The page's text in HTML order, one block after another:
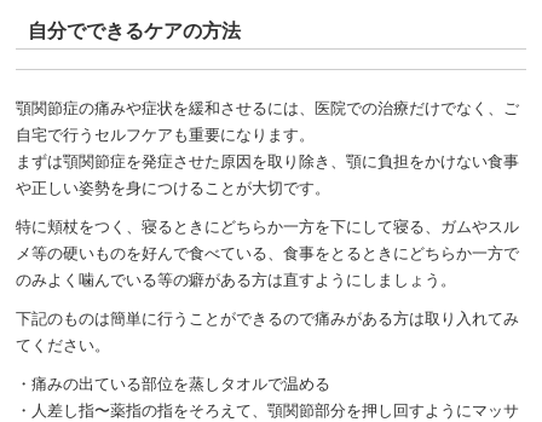
自分でできるケアの方法
顎関節症の痛みや症状を緩和させるには、医院での治療だけでなく、ご
自宅で行うセルフケアも重要になります。
まずは顎関節症を発症させた原因を取り除き、顎に負担をかけない食事
や正しい姿勢を身につけることが大切です。
特に頬杖をつく、寝るときにどちらか一方を下にして寝る、ガムやスル
メ等の硬いものを好んで食べている、食事をとるときにどちらか一方で
のみよく噛んでいる等の癖がある方は直すようにしましょう。
下記のものは簡単に行うことができるので痛みがある方は取り入れてみ
てください。
・痛みの出ている部位を蒸しタオルで温める
・人差し指〜薬指の指をそろえて、顎関節部分を押し回すようにマッサ